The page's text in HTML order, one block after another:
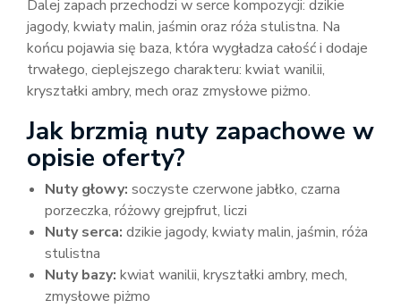
Dalej zapach przechodzi w serce kompozycji: dzikie
jagody, kwiaty malin, jaśmin oraz róża stulistna. Na
końcu pojawia się baza, która wygładza całość i dodaje
trwałego, cieplejszego charakteru: kwiat wanilii,
kryształki ambry, mech oraz zmysłowe piżmo.
Jak brzmią nuty zapachowe w
opisie oferty?
Nuty głowy: soczyste czerwone jabłko, czarna
porzeczka, różowy grejpfrut, liczi
Nuty serca: dzikie jagody, kwiaty malin, jaśmin, róża
stulistna
Nuty bazy: kwiat wanilii, kryształki ambry, mech,
zmysłowe piżmo